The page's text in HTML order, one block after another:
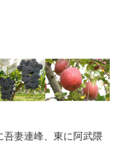
妻連峰、東に阿武隈